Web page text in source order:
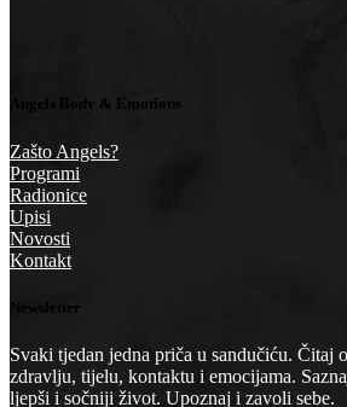
Angels Body & Emotions
Zašto Angels?
Programi
Radionice
Upisi
Novosti
Kontakt
Newsletter
Svaki tjedan jedna priča u sandučiću. Čitaj
zdravlju, tijelu, kontaktu i emocijama.
ljepši i sočniji život. Upoznaj i zavoli sebe.